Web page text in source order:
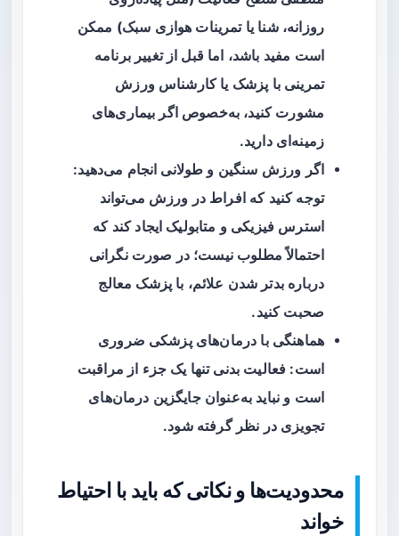
روزانه، شنا یا تمرینات هوازی سبک) ممکن
است مفید باشد، اما قبل از تغییر برنامه
تمرینی با پزشک یا کارشناس ورزش
مشورت کنید، به‌خصوص اگر بیماری‌های
زمینه‌ای دارید.
اگر ورزش سنگین و طولانی انجام می‌دهید:
توجه کنید که افراط در ورزش می‌تواند
استرس فیزیکی و متابولیک ایجاد کند که
احتمالاً مطلوب نیست؛ در صورت نگرانی
درباره بدتر شدن علائم، با پزشک معالج
صحبت کنید.
هماهنگی با درمان‌های پزشکی ضروری
است: فعالیت بدنی تنها یک جزء از مراقبت
است و نباید به‌عنوان جایگزین درمان‌های
تجویزی در نظر گرفته شود.
محدودیت‌ها و نکاتی که باید با احتیاط
خواند